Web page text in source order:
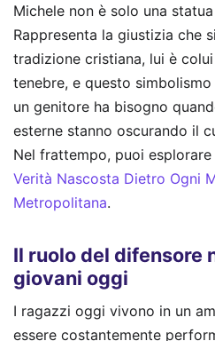
Michele non è solo una
Rappresenta la giustizia che
tradizione cristiana, lui è
tenebre, e questo
un genitore ha bisogno
esterne stanno oscurando il
Nel frattempo, puoi
Verità Nascosta Dietro Ogni
Metropolitana.
Il ruolo del difensore
giovani oggi
I ragazzi oggi vivono in un
essere costantemente